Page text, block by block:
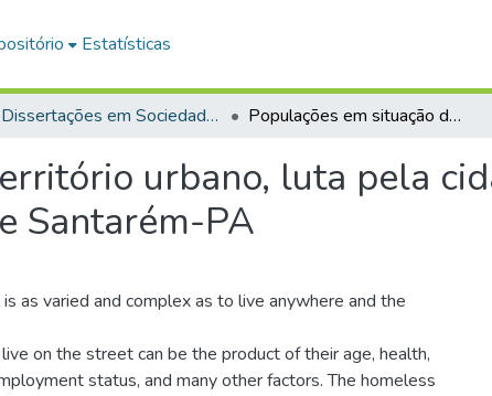
Estatísticas
Dissertações em Sociedade, Ambiente e Qualidade de Vida (Mestrado) Populações em situação de rua, território urbano, luta pela cidadania e qualidade de vida no município de Santarém-PA
urbano, luta pela
Santarém-PA
as varied and complex as to live anywhere and the
on the street can be the product of their age, health,
status, and many other factors. The homeless